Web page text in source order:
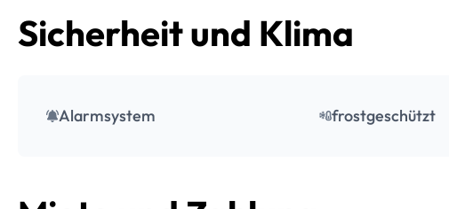
Sicherheit und Klima
Alarmsystem frostgeschützt